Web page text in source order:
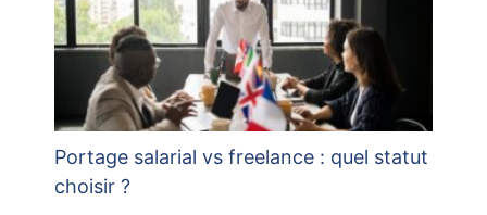
Portage salarial vs freelance : quel statut
choisir ?